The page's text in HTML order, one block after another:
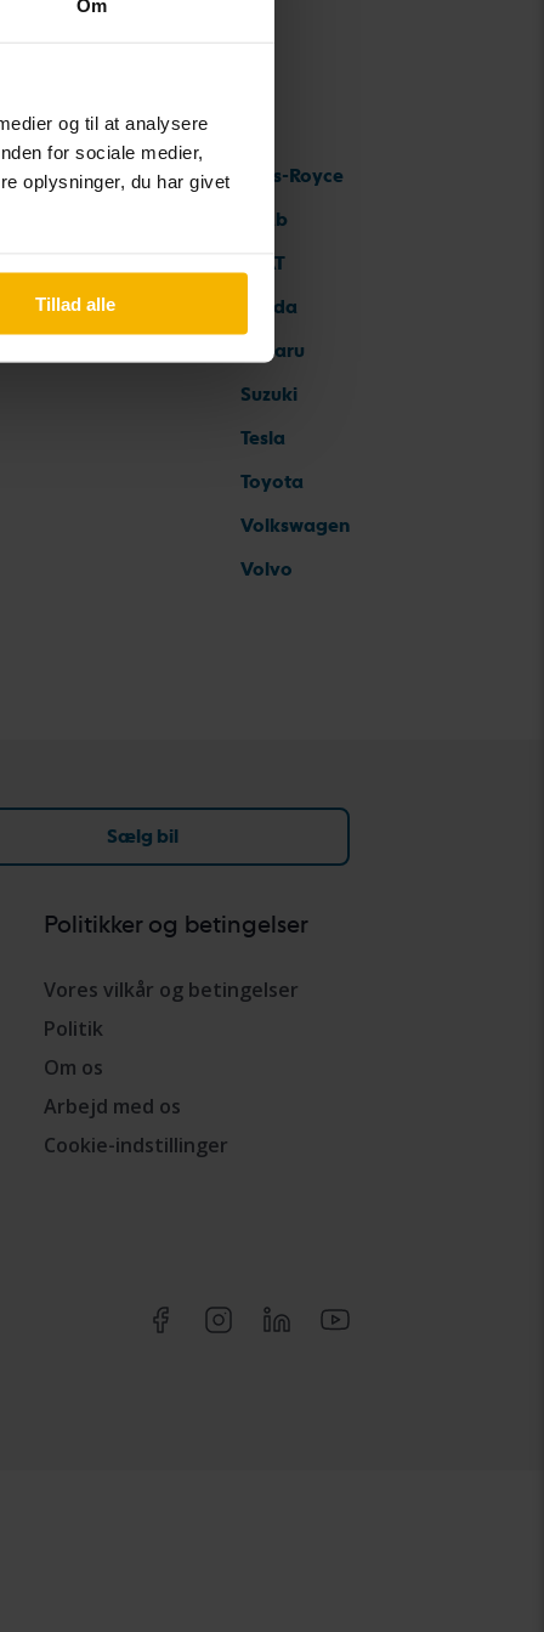
Om
og til at analysere
for sociale medier,
oplysninger, du har givet
Tillad alle
Rolls-Royce
Saab
SEAT
Skoda
Subaru
Suzuki
Tesla
Toyota
Volkswagen
Volvo
Sælg bil
Politikker og betingelser
Vores vilkår og betingelser
Politik
Om os
Arbejd med os
Cookie-indstillinger